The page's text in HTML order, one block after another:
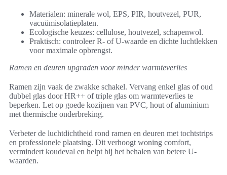
Materialen: minerale wol, EPS, PIR, houtvezel, PUR,
vacuümisolatieplaten.
Ecologische keuzes: cellulose, houtvezel, schapenwol.
Praktisch: controleer R- of U-waarde en dichte luchtlekken
voor maximale opbrengst.
Ramen en deuren upgraden voor minder warmteverlies
Ramen zijn vaak de zwakke schakel. Vervang enkel glas of oud
dubbel glas door HR++ of triple glas om warmteverlies te
beperken. Let op goede kozijnen van PVC, hout of aluminium
met thermische onderbreking.
Verbeter de luchtdichtheid rond ramen en deuren met tochtstrips
en professionele plaatsing. Dit verhoogt woning comfort,
vermindert koudeval en helpt bij het behalen van betere U-
waarden.